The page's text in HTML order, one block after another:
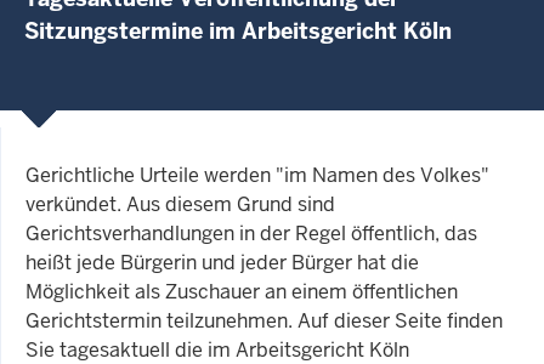
Sitzungstermine im Arbeitsgericht Köln
Gerichtliche Urteile werden "im Namen des Volkes"
verkündet. Aus diesem Grund sind
Gerichtsverhandlungen in der Regel öffentlich, das
heißt jede Bürgerin und jeder Bürger hat die
Möglichkeit als Zuschauer an einem öffentlichen
Gerichtstermin teilzunehmen. Auf dieser Seite finden
Sie tagesaktuell die im Arbeitsgericht Köln